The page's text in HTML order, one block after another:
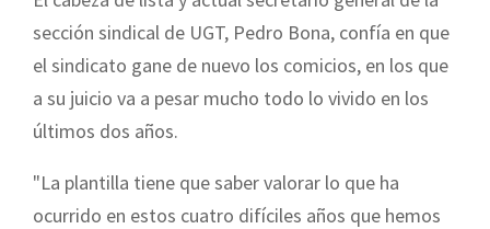
sección sindical de UGT, Pedro Bona, confía en que
el sindicato gane de nuevo los comicios, en los que
a su juicio va a pesar mucho todo lo vivido en los
últimos dos años.
"La plantilla tiene que saber valorar lo que ha
ocurrido en estos cuatro difíciles años que hemos